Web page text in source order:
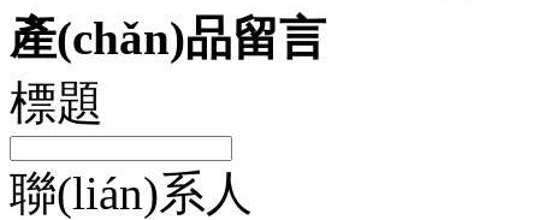
產(chǎn)品留言
標題
聯(lián)系人